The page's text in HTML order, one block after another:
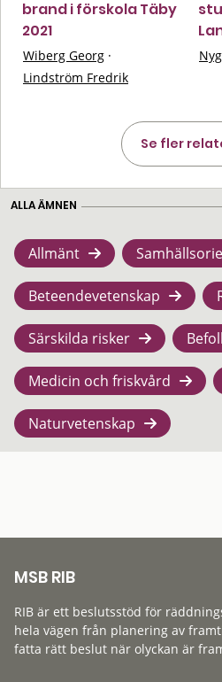
brand i förskola Täby
2021
Wiberg Georg ·
Lindström Fredrik
Se fler
ALLA ÄMNEN
Allmänt
Beteendevetenskap
Särskilda risker
Medicin och friskvård
Naturvetenskap
MSB RIB
RIB är ett beslutsstöd för
hela vägen från planering av
fatta rätt beslut när olyckan är